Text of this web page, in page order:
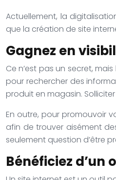
Actuellement, la
que la création de site
Gagnez en
Ce n’est pas un secret,
pour rechercher des
produit en magasin.
En outre, pour promouvoir
afin de trouver aisément
seulement question d’être
Bénéficiez d’un